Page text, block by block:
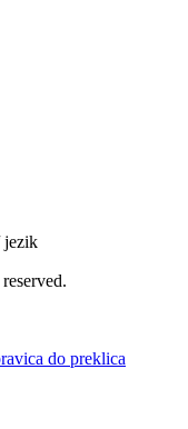
jezik
do preklica